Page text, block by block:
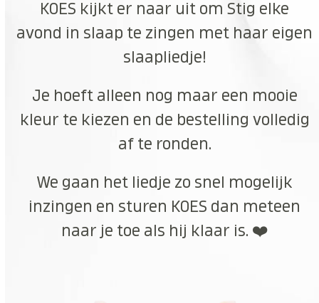
KOES kijkt er naar uit om Stig elke
avond in slaap te zingen met haar eigen
slaapliedje!
Je hoeft alleen nog maar een mooie
kleur te kiezen en de bestelling volledig
af te ronden.
We gaan het liedje zo snel mogelijk
inzingen en sturen KOES dan meteen
naar je toe als hij klaar is. ❤️